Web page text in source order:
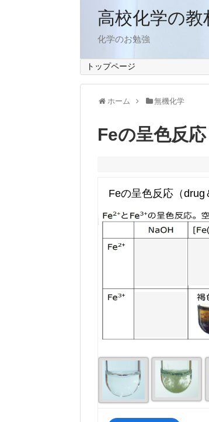
高校化学の教
化学のお勉強
トップページ
ホーム 無機化学
Feの呈色反